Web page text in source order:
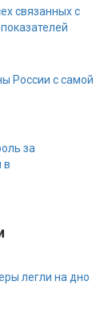
связанных с
России с самой
за
в
легли на дно